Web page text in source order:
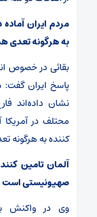
مردم ایران
به هرگونه تعدی
بقائی در خصوص
نشان داده‌اند
محتلف در
کننده به هرگونه
آلمان تامین
صهیونیستی است
وی در واکنش